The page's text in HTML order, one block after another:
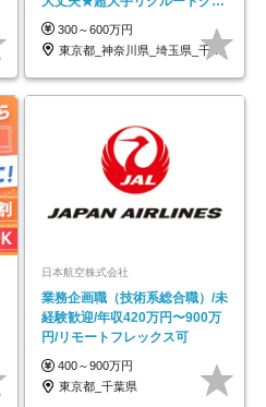
ープの正社員/sg
300～600万円
東京都_神奈川県_埼玉県_千葉県_大阪府…
日本航空株式会社
業務企画職（技術系総合職）/未
経験歓迎/年収420万円〜900万
円/リモートフレックス可
400～900万円
東京都_千葉県